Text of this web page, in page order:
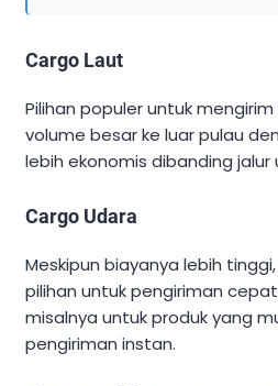
Cargo Laut
Pilihan populer untuk
volume besar ke luar pulau
lebih ekonomis dibanding jalur
Cargo Udara
Meskipun biayanya lebih
pilihan untuk pengiriman
misalnya untuk produk yang
pengiriman instan.